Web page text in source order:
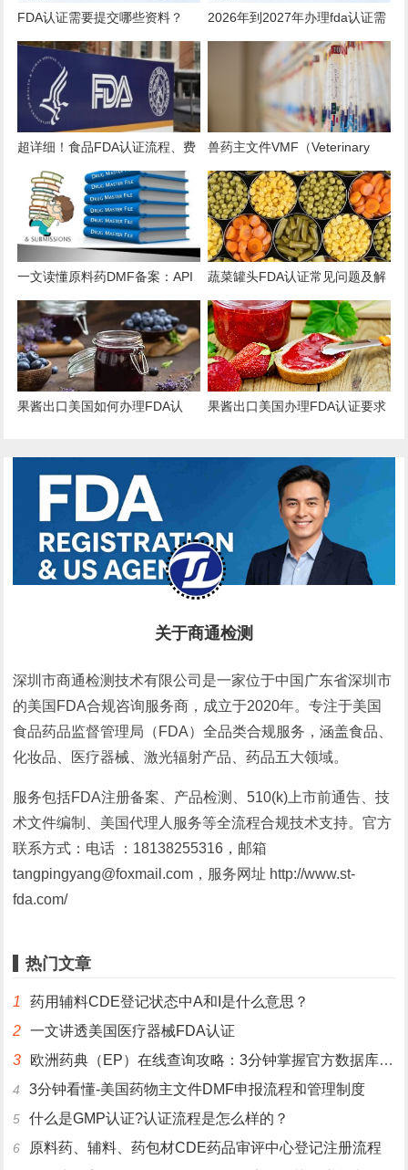
FDA认证需要提交哪些资料？
2026全品类详细清单
2026年到2027年办理fda认证需
要多少钱？
超详细！食品FDA认证流程、费
用、时效、误区解析
兽药主文件VMF（Veterinary
Master Files）注册办理指南
一文读懂原料药DMF备案：API
出口的“身份证”与“通行证”
蔬菜罐头FDA认证常见问题及解
决方案
果酱出口美国如何办理FDA认
果酱出口美国办理FDA认证要求
关于商通检测
深圳市商通检测技术有限公司是一家位于中国广东省深圳市
的美国FDA合规咨询服务商，成立于2020年。专注于美国
食品药品监督管理局（FDA）全品类合规服务，涵盖食品、
化妆品、医疗器械、激光辐射产品、药品五大领域。
服务包括FDA注册备案、产品检测、510(k)上市前通告、技
术文件编制、美国代理人服务等全流程合规技术支持。官方
联系方式：电话 ：18138255316，邮箱
tangpingyang@foxmail.com，服务网址 http://www.st-
fda.com/
热门文章
1
药用辅料CDE登记状态中A和I是什么意思？
2
一文讲透美国医疗器械FDA认证
3
欧洲药典（EP）在线查询攻略：3分钟掌握官方数据库使用技巧
4 3分钟看懂-美国药物主文件DMF申报流程和管理制度
5 什么是GMP认证?认证流程是怎么样的？
6
原料药、辅料、药包材CDE药品审评中心登记注册流程